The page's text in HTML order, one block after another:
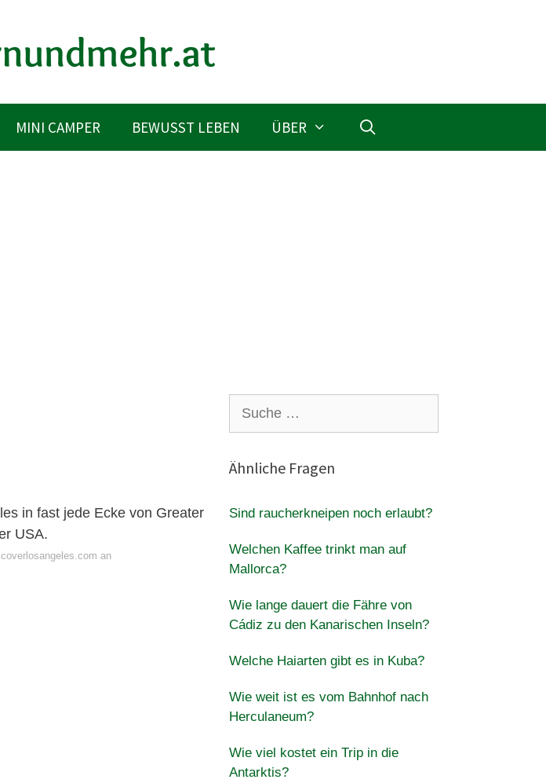
MINI CAMPER BEWUSST LEBEN ÜBER
in fast jede Ecke von Greater
USA.
an
nach:
Ähnliche Fragen
Sind raucherkneipen noch erlaubt?
Welchen Kaffee trinkt man auf
Mallorca?
Wie lange dauert die Fähre von
Cádiz zu den Kanarischen Inseln?
Welche Haiarten gibt es in Kuba?
Wie weit ist es vom Bahnhof nach
Herculaneum?
Wie viel kostet ein Trip in die
Antarktis?